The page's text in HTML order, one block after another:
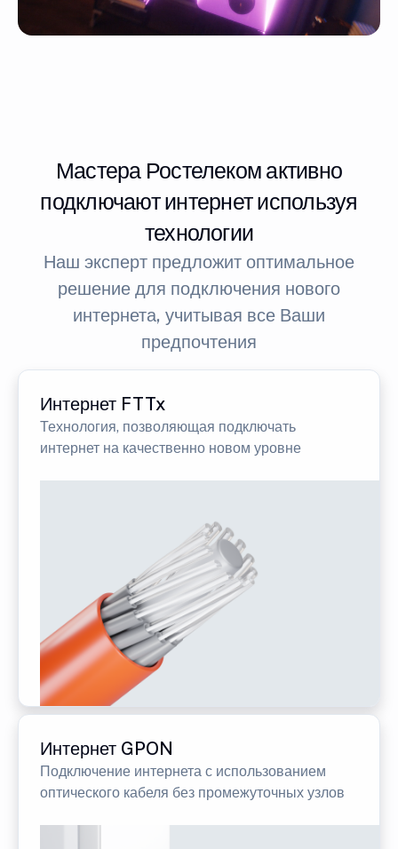
Мастера Ростелеком активно
подключают интернет используя
технологии
Наш эксперт предложит оптимальное
решение для подключения нового
интернета, учитывая все Ваши
предпочтения
Интернет FTTx
Технология, позволяющая подключать
интернет на качественно новом уровне
Интернет GPON
Подключение интернета с использованием
оптического кабеля без промежуточных узлов